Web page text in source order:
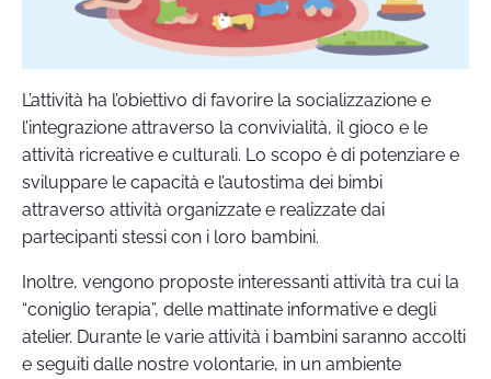
L’attività ha l’obiettivo di favorire la socializzazione e
l’integrazione attraverso la convivialità, il gioco e le
attività ricreative e culturali. Lo scopo è di potenziare e
sviluppare le capacità e l’autostima dei bimbi
attraverso attività organizzate e realizzate dai
partecipanti stessi con i loro bambini.
Inoltre, vengono proposte interessanti attività tra cui la
“coniglio terapia”, delle mattinate informative e degli
atelier. Durante le varie attività i bambini saranno accolti
e seguiti dalle nostre volontarie, in un ambiente